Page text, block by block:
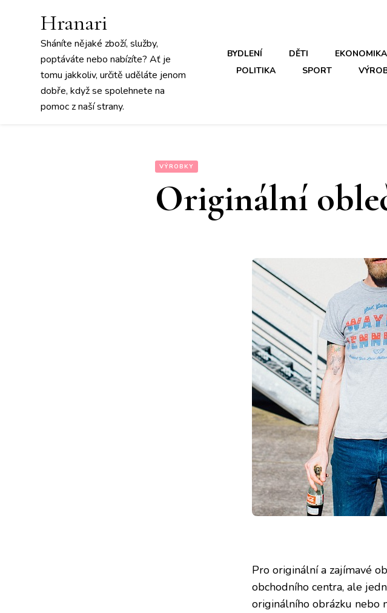
Hranari
Sháníte nějaké zboží, služby,
poptáváte nebo nabízíte? Ať je
tomu jakkoliv, určitě uděláte jenom
dobře, když se spolehnete na
pomoc z naší strany.
BYDLENÍ DĚTI EKONOMIKA
POLITIKA
SPORT
VÝROBKY
Originální
Pro originální a zajímavé
obchodního centra, ale
originálního obrázku nebo